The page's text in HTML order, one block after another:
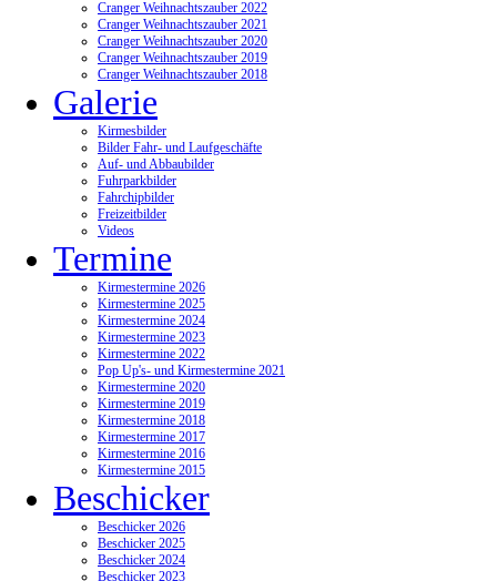
Cranger Weihnachtszauber 2022
Cranger Weihnachtszauber 2021
Cranger Weihnachtszauber 2020
Cranger Weihnachtszauber 2019
Cranger Weihnachtszauber 2018
Galerie
Kirmesbilder
Bilder Fahr- und Laufgeschäfte
Auf- und Abbaubilder
Fuhrparkbilder
Fahrchipbilder
Freizeitbilder
Videos
Termine
Kirmestermine 2026
Kirmestermine 2025
Kirmestermine 2024
Kirmestermine 2023
Kirmestermine 2022
Pop Up's- und Kirmestermine 2021
Kirmestermine 2020
Kirmestermine 2019
Kirmestermine 2018
Kirmestermine 2017
Kirmestermine 2016
Kirmestermine 2015
Beschicker
Beschicker 2026
Beschicker 2025
Beschicker 2024
Beschicker 2023